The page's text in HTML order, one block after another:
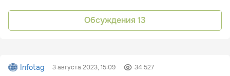
Обсуждения 13
Infotag 3 августа 2023, 15:09 34 527